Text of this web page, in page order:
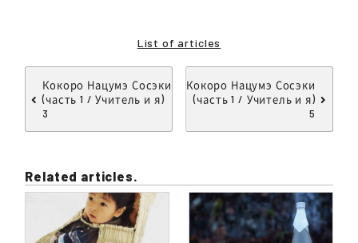
List of articles
Кокоро Нацумэ Сосэки
(часть 1 / Учитель и я)
3
Кокоро Нацумэ Сосэки
(часть 1 / Учитель и я)
5
Related articles.